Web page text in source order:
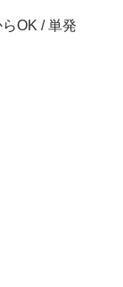
OK / 単発